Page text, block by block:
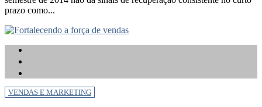
prazo como...
VENDAS E MARKETING